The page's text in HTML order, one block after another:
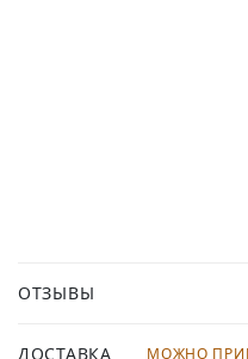
ОТЗЫВЫ
ДОСТАВКА МОЖНО